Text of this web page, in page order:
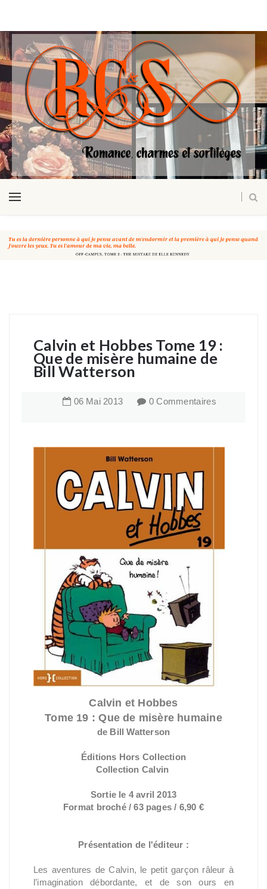
Calvin et Hobbes Tome 19 :
Que de misère humaine de
Bill Watterson
06 Mai 2013 0 Commentaires
Calvin et Hobbes
Tome 19 : Que de misère humaine
de Bill Watterson
Éditions Hors Collection
Collection Calvin
Sortie le 4 avril 2013
Format broché / 63 pages / 6,90 €
Présentation de l'éditeur :
Les aventures de Calvin, le petit garçon râleur à
l’imagination débordante, et de son ours en